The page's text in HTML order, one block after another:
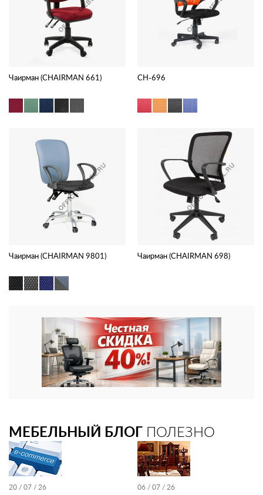
Чаирман (CHAIRMAN 661) CH-696
Чаирман (CHAIRMAN 9801) Чаирман (CHAIRMAN 698)
МЕБЕЛЬНЫЙ БЛОГ ПОЛЕЗНО
20 / 07 / 26 06 / 07 / 26